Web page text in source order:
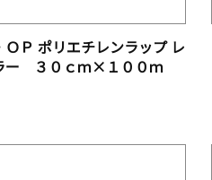
ＯＰ ポリエチレンラップ レ
ー ３０ｃｍ×１００ｍ